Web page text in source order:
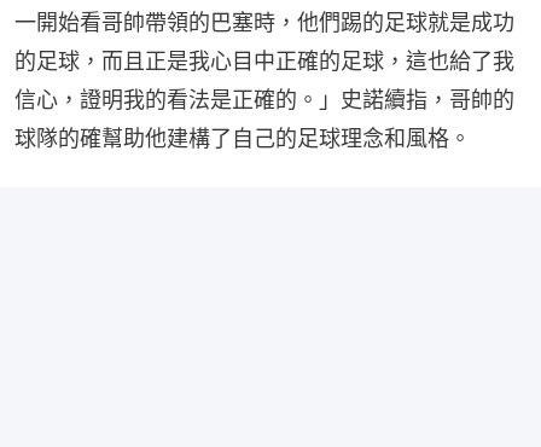
一開始看哥帥帶領的巴塞時，他們踢的足球就是成功
的足球，而且正是我心目中正確的足球，這也給了我
信心，證明我的看法是正確的。」史諾續指，哥帥的
球隊的確幫助他建構了自己的足球理念和風格。